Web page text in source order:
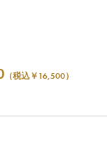
（税込￥16,500）